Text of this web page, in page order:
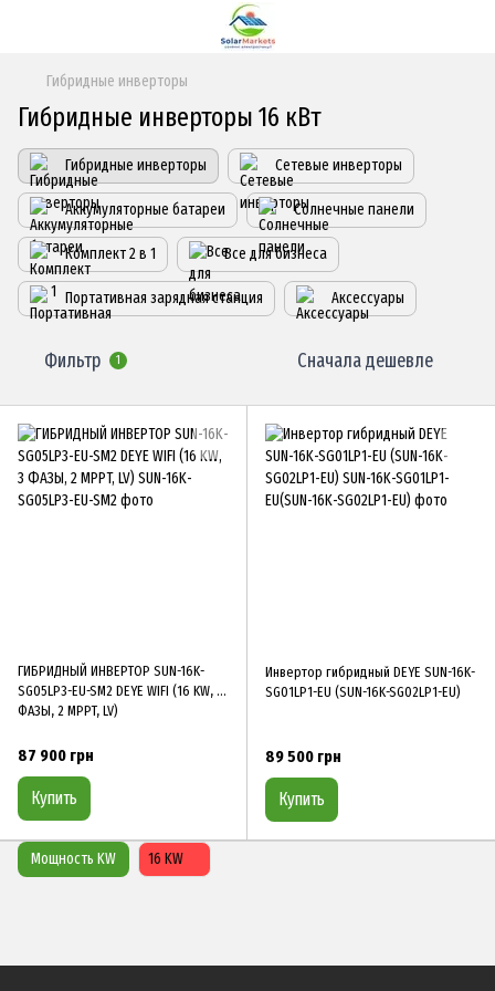
Гибридные инверторы
Гибридные инверторы 16 кВт
Гибридные инверторы Сетевые инверторы
Аккумуляторные батареи Солнечные панели
Комплект 2 в 1 Все для бизнеса
Портативная зарядная станция Аксессуары
Фильтр 1 Сначала дешевле
ГИБРИДНЫЙ ИНВЕРТОР SUN-16K-
SG05LP3-EU-SM2 DEYE WIFI (16 KW, 3
ФАЗЫ, 2 MPPT, LV)
87 900 грн
Купить
Инвертор гибридный DEYE SUN-16K-
SG01LP1-EU (SUN-16K-SG02LP1-EU)
89 500 грн
Купить
Мощность KW 16 KW